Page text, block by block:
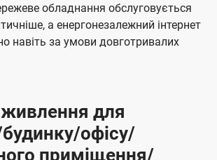
обладнання обслуговується
а енергонезалежний інтернет
навіть за умови довготривалих
для
офісу/
приміщення/